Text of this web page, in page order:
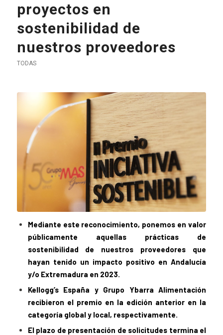
proyectos en
sostenibilidad de
nuestros proveedores
TODAS
Mediante este reconocimiento, ponemos en valor
públicamente aquellas prácticas de
sostenibilidad de nuestros proveedores que
hayan tenido un impacto positivo en Andalucía
y/o Extremadura en 2023.
Kellogg’s España y Grupo Ybarra Alimentación
recibieron el premio en la edición anterior en la
categoría global y local, respectivamente.
El plazo de presentación de solicitudes termina el